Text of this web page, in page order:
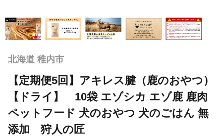
北海道 稚内市
【定期便5回】アキレス腱（鹿のおやつ）
【ドライ】 10袋 エゾシカ エゾ鹿 鹿肉
ペットフード 犬のおやつ 犬のごはん 無
添加 狩人の匠